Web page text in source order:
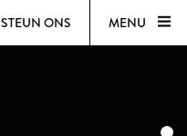
STEUN ONS MENU